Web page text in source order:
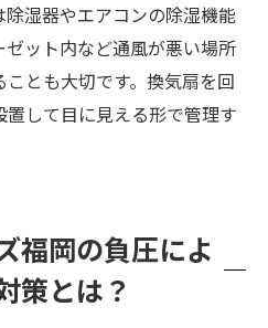
湿器やエアコンの除湿機能
ット内など通風が悪い場所
とも大切です。換気扇を回
して目に見える形で管理す
福岡の負圧によ
策とは？